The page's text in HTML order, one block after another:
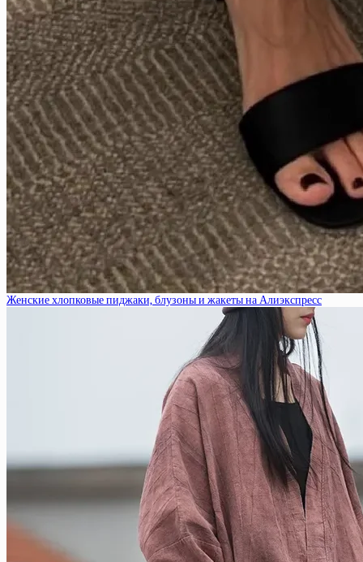
Женские хлопковые пиджаки, блузоны и жакеты на Алиэкспресс